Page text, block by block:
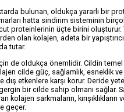
bulunan, oldukça yararlı bir
hatta sindirim sisteminin
proteinlerinin üçte birini oluşturur.
olan kolajen, adeta bir
tutar.
de oldukça önemlidir. Cildin temel
cilde güç, sağlamlık, esneklik ve
dış etkenlere karşı korur. Deride
bir cilde sahip olmanı sağlar.
kolajen sarkmaların, kırışıklıkların
geçer.